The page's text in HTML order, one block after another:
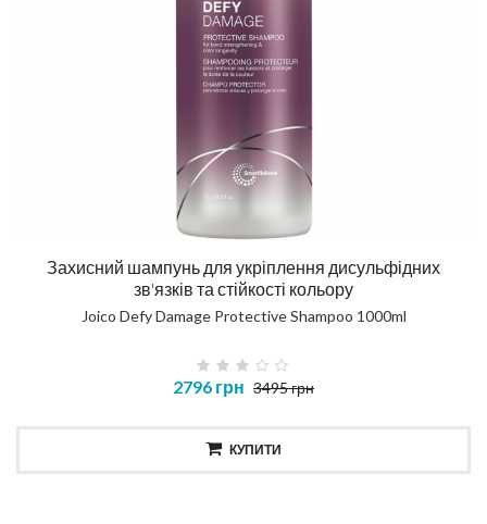
Захисний шампунь для укріплення дисульфідних
зв'язків та стійкості кольору
Joico Defy Damage Protective Shampoo 1000ml
2796 грн 3495 грн
КУПИТИ